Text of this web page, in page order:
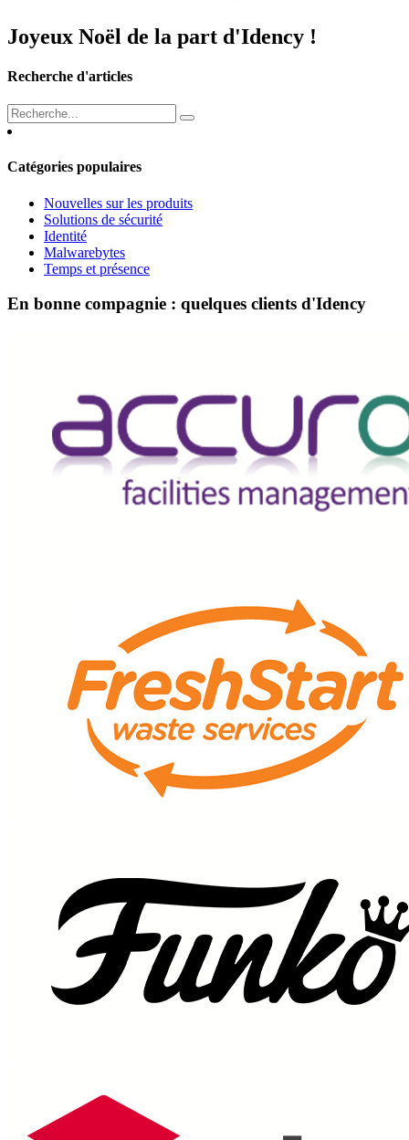
Joyeux Noël de la part d'Idency !
Recherche d'articles
Catégories populaires
Nouvelles sur les produits
Solutions de sécurité
Identité
Malwarebytes
Temps et présence
En bonne compagnie : quelques clients d'Idency